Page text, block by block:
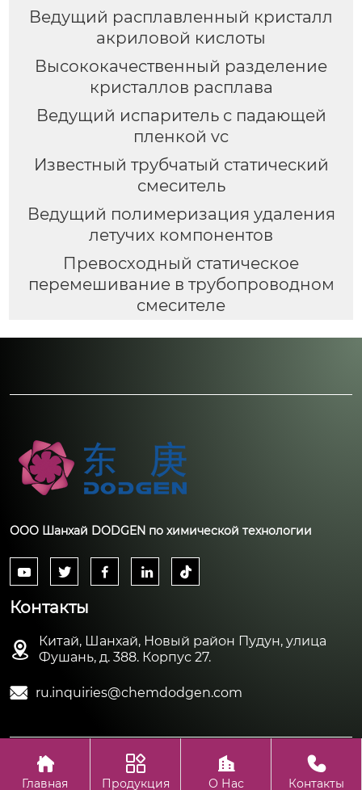
Ведущий расплавленный кристалл
акриловой кислоты
Высококачественный разделение
кристаллов расплава
Ведущий испаритель с падающей
пленкой vc
Известный трубчатый статический
смеситель
Ведущий полимеризация удаления
летучих компонентов
Превосходный статическое
перемешивание в трубопроводном
смесителе
ООО Шанхай DODGEN по химической технологии
    
Контакты

Китай, Шанхай, Новый район Пудун, улица
Фушань, д. 388. Корпус 27.
 ru.inquiries@chemdodgen.com
Авторское право©ООО Шанхай DODGEN по химической
технологии

Главная

Продукция

О Нас

Контакты